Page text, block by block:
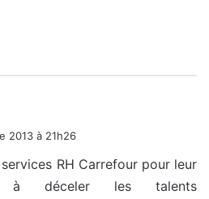
2013 à 21h26
RH Carrefour pour leur
à déceler les talents